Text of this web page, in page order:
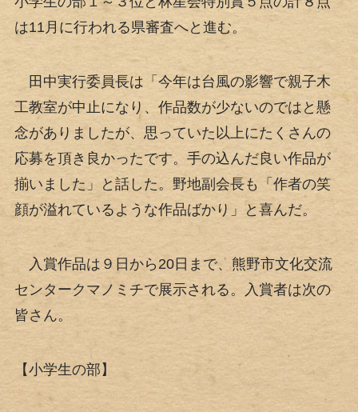
は11月に行われる県審査へと進む。
田中実行委員長は「今年は台風の影響で親子木
工教室が中止になり、作品数が少ないのではと懸
念がありましたが、思っていた以上にたくさんの
応募を頂き良かったです。手の込んだ良い作品が
揃いました」と話した。野地副会長も「作者の笑
顔が溢れているような作品ばかり」と喜んだ。
入賞作品は９日から20日まで、熊野市文化交流
センタークマノミチで展示される。入賞者は次の
皆さん。
【小学生の部】